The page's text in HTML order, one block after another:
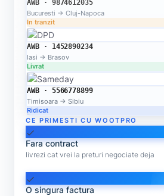
AWB · 9874612035
Bucuresti → Cluj-Napoca
In tranzit
AWB · 1452890234
Iasi → Brasov
Livrat
AWB · 5566778899
Timisoara → Sibiu
Ridicat
CE PRIMESTI CU WOOTPRO
check
Fara contract
livrezi cat vrei la preturi negociate deja
check
O singura factura